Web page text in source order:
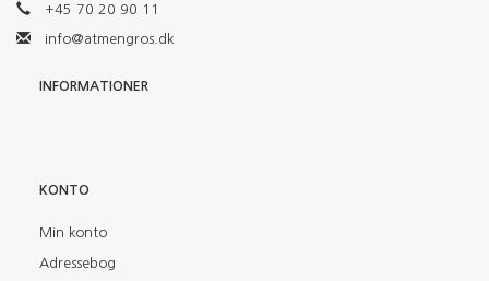
+45 70 20 90 11
info@atmengros.dk
INFORMATIONER
KONTO
Min konto
Adressebog